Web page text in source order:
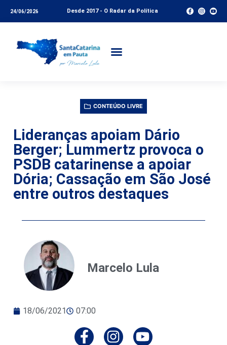
24/06/2026 Desde 2017 - O Radar da Política
CONTEÚDO LIVRE
Lideranças apoiam Dário
Berger; Lummertz provoca o
PSDB catarinense a apoiar
Dória; Cassação em São José
entre outros destaques
Marcelo Lula
18/06/2021 07:00